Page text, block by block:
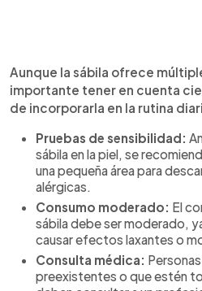
Aunque la sábila ofrece
importante tener en cuenta
de incorporarla en la rutina
Pruebas de sensibilidad:
sábila en la piel, se
una pequeña área para
alérgicas.
Consumo moderado: El
sábila debe ser moderado,
causar efectos laxantes o
Consulta médica:
preexistentes o que estén